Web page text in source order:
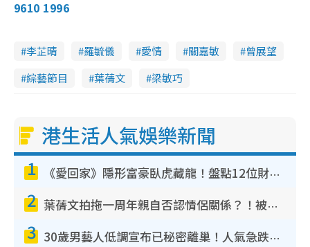
9610 1996
李芷晴 羅毓儀 愛情 關嘉敏
曾展望
綜藝節目
葉蒨文 梁敏巧
港生活人氣娛樂新聞
1 《愛回家》隱形富豪臥虎藏龍！盤點12位財氣逼人的有錢藝人：呢位靚女3億身家唔憂做
2 葉蒨文拍拖一周年親自否認情侶關係？！被質疑感情造假竟稱GM「普通同事」
3 30歲男藝人低調宣布已秘密離巢！人氣急跌變失蹤人口︰「這幾年過得並不容易」